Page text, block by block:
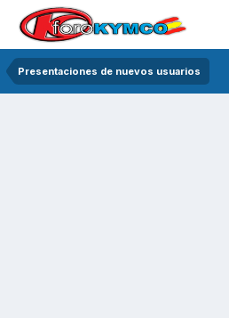
Presentaciones de nuevos usuarios